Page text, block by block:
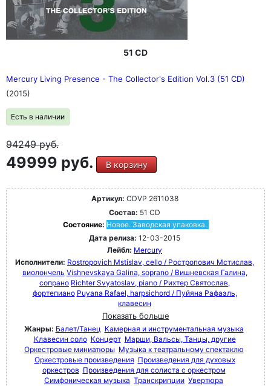
51 CD
Mercury Living Presence - The Collector's Edition Vol.3 (51 CD)
(2015)
Есть в наличии
94249руб.
49999 руб. В корзину
Артикул: CDVP 2611038
Состав: 51 CD
Состояние: Новое. Заводская упаковка.
Дата релиза: 12-03-2015
Лейбл: Mercury
Исполнители: Rostropovich Mstislav, cello / Ростропович Мстислав,
виолончель Vishnevskaya Galina, soprano / Вишневская Галина,
сопрано Richter Svyatoslav, piano / Рихтер Святослав,
фортепиано Puyana Rafael, harpsichord / Пуйяна Рафаэль,
клавесин
Показать больше
Жанры: Балет/Танец Камерная и инструментальная музыка
Клавесин соло Концерт Марши, Вальсы, Танцы, другие
Оркестровые миниатюры Музыка к театральному спектаклю
Оркестровые произведения Произведения для духовых
оркестров Произведения для солиста с оркестром
Симфоническая музыка Транскрипции Увертюра